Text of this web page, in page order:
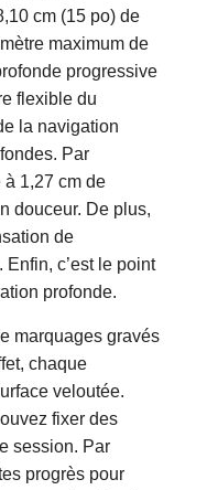
cm (15 po) de
maximum de
progressive
flexible du
la navigation
Par
1,27 cm de
douceur. De plus,
de
c’est le point
profonde.
marquages gravés
chaque
veloutée.
fixer des
session. Par
progrès pour